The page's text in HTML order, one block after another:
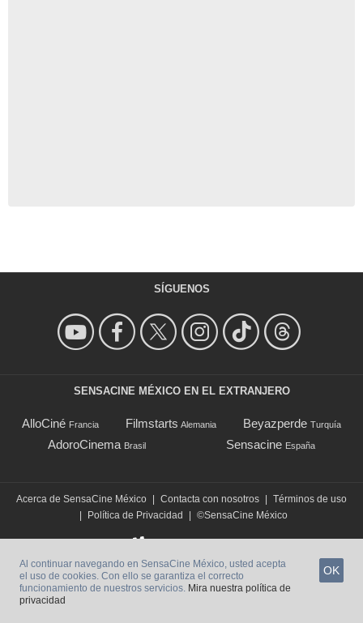
SÍGUENOS
SENSACINE MÉXICO EN EL EXTRANJERO
AlloCiné Francia Filmstarts Alemania Beyazperde Turquía
AdoroCinema Brasil Sensacine España
Acerca de SensaCine México | Contacta con nosotros | Términos de uso
|
Política de Privacidad | ©SensaCine México
Al continuar navegando en SensaCine México, usted acepta
el uso de cookies. Con ello se garantiza el correcto
funcionamiento de nuestros servicios. Mira nuestra política de
privacidad
OK